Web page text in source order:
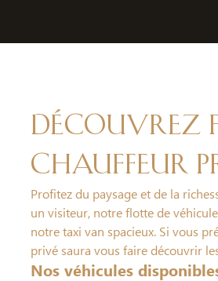
Découvrez
chauffeur
Profitez du paysage et de la
un visiteur, notre flotte de
notre taxi van spacieux. Si vous
privé saura vous faire découvrir
Nos véhicules